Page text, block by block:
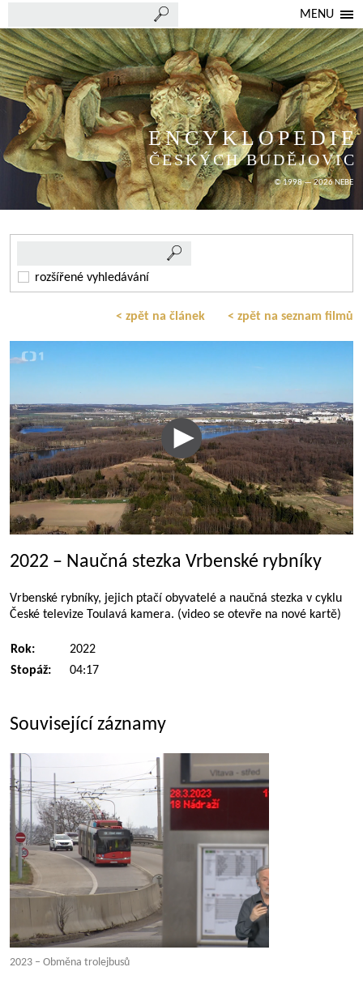
MENU
ENCYKLOPEDIE
ČESKÝCH BUDĚJOVIC
© 1998 — 2026 NEBE
rozšířené vyhledávání
< zpět na článek < zpět na seznam filmů
2022 – Naučná stezka Vrbenské rybníky
Vrbenské rybníky, jejich ptačí obyvatelé a naučná stezka v cyklu
České televize Toulavá kamera. (video se otevře na nové kartě)
Rok:
2022
Stopáž:
04:17
Související záznamy
2023 – Obměna trolejbusů